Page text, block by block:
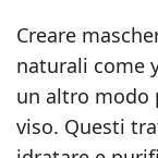
Creare
naturali come
un altro modo
viso. Questi